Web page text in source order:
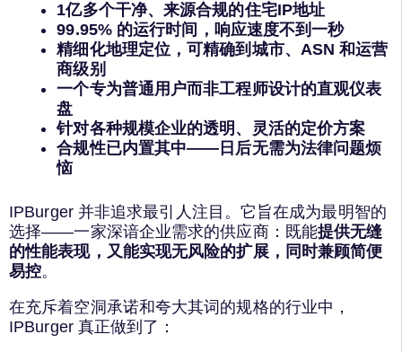
1亿多个干净、来源合规的住宅IP地址
99.95% 的运行时间，响应速度不到一秒
精细化地理定位，可精确到城市、ASN 和运营
商级别
一个专为普通用户而非工程师设计的直观仪表
盘
针对各种规模企业的透明、灵活的定价方案
合规性已内置其中——日后无需为法律问题烦
恼
IPBurger 并非追求最引人注目。它旨在成为最明智的
选择——一家深谙企业需求的供应商：既能提供无缝
的性能表现，又能实现无风险的扩展，同时兼顾简便
易控。
在充斥着空洞承诺和夸大其词的规格的行业中，
IPBurger 真正做到了：